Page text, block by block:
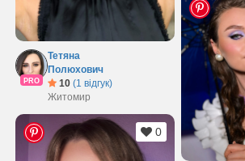
PRO
Тетяна
Полюхович
10 (1 відгук)
Житомир
0